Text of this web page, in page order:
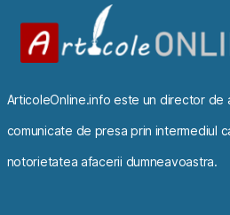
ArticoleOnline.info este un director de
comunicate de presa prin intermediul
notorietatea afacerii dumneavoastra.